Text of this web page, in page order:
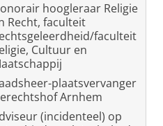
hoogleraar Religie
Recht, faculteit
faculteit
Cultuur en
plaatsvervanger
Arnhem
(incidenteel) op